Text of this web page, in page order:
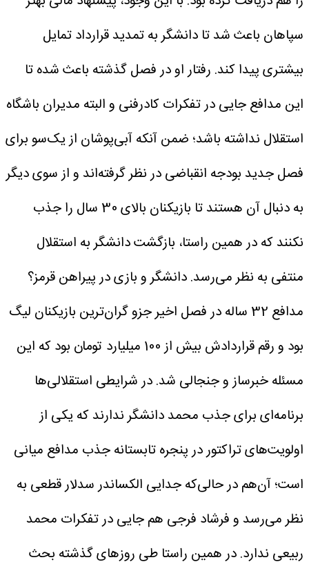
سپاهان باعث شد تا دانشگر به تمدید قرارداد تمایل
بیشتری پیدا کند. رفتار او در فصل گذشته باعث شده تا
این مدافع جایی در تفکرات کادرفنی و البته مدیران باشگاه
استقلال نداشته باشد؛ ضمن آنکه آبی‌پوشان از یک‌سو برای
فصل جدید بودجه انقباضی در نظر گرفته‌اند و از سوی دیگر
به دنبال آن هستند تا بازیکنان بالای 30 سال را جذب
نکنند که در همین راستا، بازگشت دانشگر به استقلال
منتفی به نظر می‌رسد.دانشگر و بازی در پیراهن قرمز؟
مدافع 32 ساله در فصل اخیر جزو گران‌ترین بازیکنان لیگ
بود و رقم قراردادش بیش از 100 میلیارد تومان بود که این
مسئله خبرساز و جنجالی شد. در شرایطی استقلالی‌ها
برنامه‌ای برای جذب محمد دانشگر ندارند که یکی از
اولویت‌های تراکتور در پنجره تابستانه جذب مدافع میانی
است؛ آن‌هم در حالی‌که جدایی الکساندر سدلار قطعی به
نظر می‌رسد و فرشاد فرجی هم جایی در تفکرات محمد
ربیعی ندارد. در همین راستا طی روزهای گذشته بحث